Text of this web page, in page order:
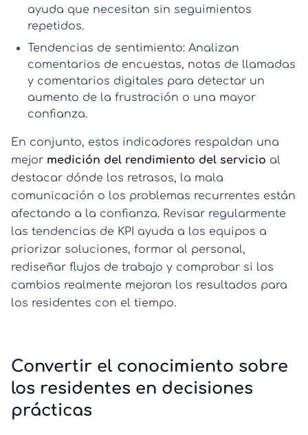
ayuda que necesitan sin seguimientos
repetidos.
Tendencias de sentimiento: Analizan
comentarios de encuestas, notas de llamadas
y comentarios digitales para detectar un
aumento de la frustración o una mayor
confianza.
En conjunto, estos indicadores respaldan una
mejor medición del rendimiento del servicio al
destacar dónde los retrasos, la mala
comunicación o los problemas recurrentes están
afectando a la confianza. Revisar regularmente
las tendencias de KPI ayuda a los equipos a
priorizar soluciones, formar al personal,
rediseñar flujos de trabajo y comprobar si los
cambios realmente mejoran los resultados para
los residentes con el tiempo.
Convertir el conocimiento sobre
los residentes en decisiones
prácticas